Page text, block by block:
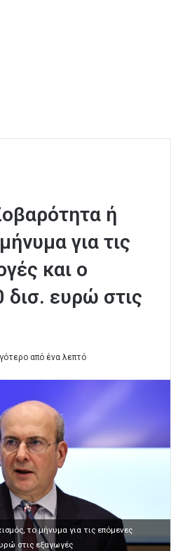
ή
για τις
και ο
ευρώ στις
από ένα λεπτό
το μήνυμα για τις επόμενες
στις εξαγωγές